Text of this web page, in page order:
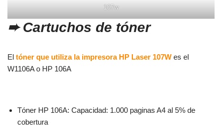
107w
➨ Cartuchos de tóner
El tóner que utiliza la impresora HP Laser 107W es el
W1106A o HP 106A
Tóner HP 106A: Capacidad: 1.000 paginas A4 al 5% de
cobertura